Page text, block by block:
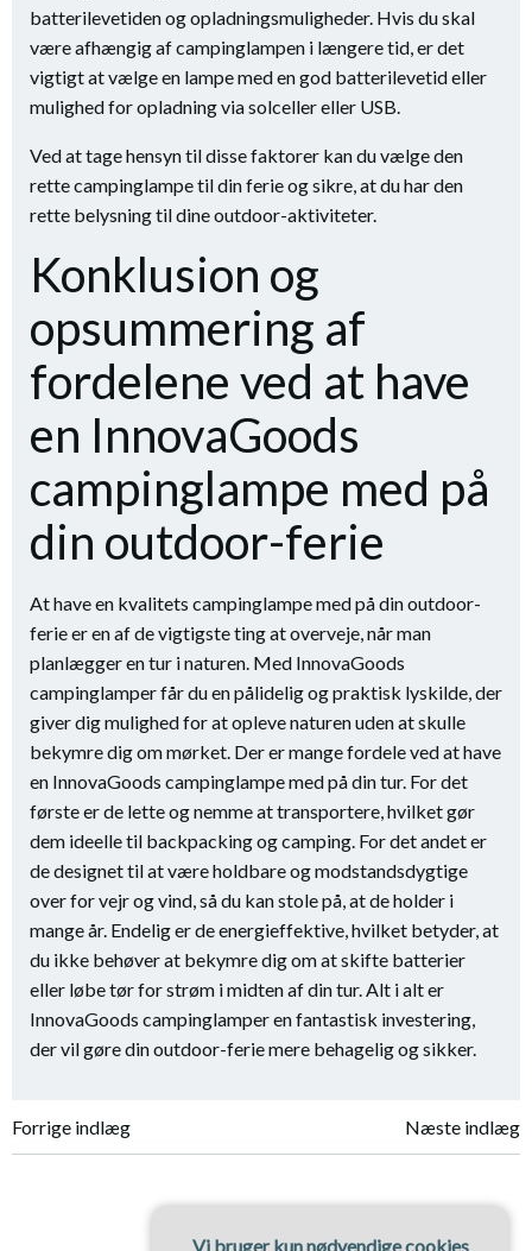
batterilevetiden og opladningsmuligheder. Hvis du skal
være afhængig af campinglampen i længere tid, er det
vigtigt at vælge en lampe med en god batterilevetid eller
mulighed for opladning via solceller eller USB.
Ved at tage hensyn til disse faktorer kan du vælge den
rette campinglampe til din ferie og sikre, at du har den
rette belysning til dine outdoor-aktiviteter.
Konklusion og
opsummering af
fordelene ved at have
en InnovaGoods
campinglampe med på
din outdoor-ferie
At have en kvalitets campinglampe med på din outdoor-
ferie er en af de vigtigste ting at overveje, når man
planlægger en tur i naturen. Med InnovaGoods
campinglamper får du en pålidelig og praktisk lyskilde, der
giver dig mulighed for at opleve naturen uden at skulle
bekymre dig om mørket. Der er mange fordele ved at have
en InnovaGoods campinglampe med på din tur. For det
første er de lette og nemme at transportere, hvilket gør
dem ideelle til backpacking og camping. For det andet er
de designet til at være holdbare og modstandsdygtige
over for vejr og vind, så du kan stole på, at de holder i
mange år. Endelig er de energieffektive, hvilket betyder, at
du ikke behøver at bekymre dig om at skifte batterier
eller løbe tør for strøm i midten af din tur. Alt i alt er
InnovaGoods campinglamper en fantastisk investering,
der vil gøre din outdoor-ferie mere behagelig og sikker.
Indlægsnavigation
Forrige indlæg Næste indlæg
Vi bruger kun nødvendige cookies